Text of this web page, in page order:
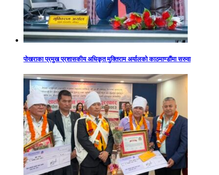
पोखराका प्रमुख प्रशासकीय अधिकृत मुक्तिराम अर्यालको काठमाण्डौंमा सरुवा